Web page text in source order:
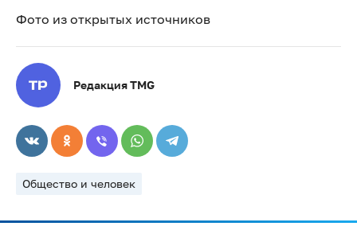
Фото из открытых источников
Редакция TMG
Общество и человек